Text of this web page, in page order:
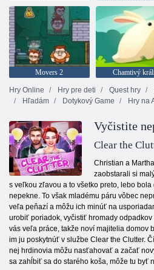
Movers 2 Chamtivý
Hry Online
Hry pre deti Quest hry
Hľadám
Dotykový Game Hry na
Vyčistite
Clear the
Christian a
zaobstarali si
s veľkou zľavou a to všetko preto, lebo
nepekne. To však mladému páru vôbec
veľa peňazí a môžu ich minúť na
urobiť poriadok, vyčistiť hromady
vás veľa práce, takže noví majitelia domov
im ju poskytnúť v službe Clear the Clutter.
nej hrdinovia môžu nasťahovať a začať
sa zahĺbiť sa do starého koša, môže tu byť